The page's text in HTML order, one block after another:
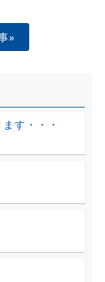
»
す・・・